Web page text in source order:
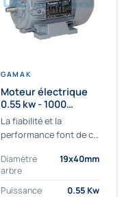
GAMAK
Moteur électrique
0.55 kw - 1000
Tr/min - 230/400V -
IE2
La fiabilité et la
performance font de ce
0.55kw un
indispensable de votre
production. Ce moteur
Diamètre
arbre
19x40mm
Puissance
0.55 Kw